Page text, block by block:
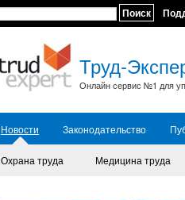
Поиск
Труд-
Онлайн сервис №1 для
Новости Законодательство
Охрана труда
Медицина труда